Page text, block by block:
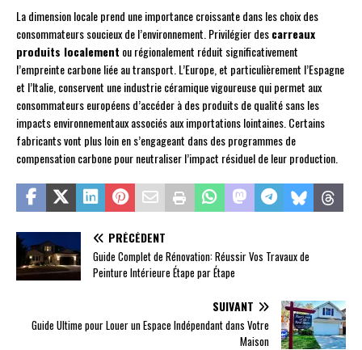
La dimension locale prend une importance croissante dans les choix des
consommateurs soucieux de l’environnement. Privilégier descarreaux
produits localement ou régionalement réduit significativement
l’empreinte carbone liée au transport. L’Europe, et particulièrement l’Espagne
et l’Italie, conservent une industrie céramique vigoureuse qui permet aux
consommateurs européens d’accéder à des produits de qualité sans les
impacts environnementaux associés aux importations lointaines. Certains
fabricants vont plus loin en s’engageant dans des programmes de
compensation carbone pour neutraliser l’impact résiduel de leur production.
PRÉCÉDENT
Guide Complet de Rénovation: Réussir Vos Travaux de
Peinture Intérieure Étape par Étape
SUIVANT
Guide Ultime pour Louer un Espace Indépendant dans Votre
Maison